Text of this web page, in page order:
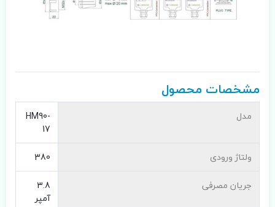
مشخصات محصول
مدل
HM90-
17
ولتاژ ورودی
380
جریان مصرفی
3.8
آمپر